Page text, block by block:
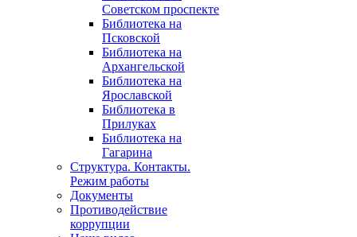
Советском проспекте
Библиотека на
Псковской
Библиотека на
Архангельской
Библиотека на
Ярославской
Библиотека в
Прилуках
Библиотека на
Гагарина
Структура. Контакты.
Режим работы
Документы
Противодействие
коррупции